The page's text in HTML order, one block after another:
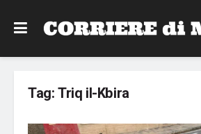
Tag:Triq il-Kbira